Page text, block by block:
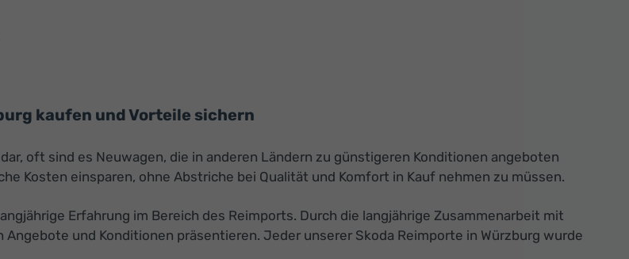
kaufen und Vorteile sichern
oft sind es Neuwagen, die in anderen Ländern zu günstigeren Konditionen angeboten
Kosten einsparen, ohne Abstriche bei Qualität und Komfort in Kauf nehmen zu müssen.
Erfahrung im Bereich des Reimports. Durch die langjährige Zusammenarbeit mit
und Konditionen präsentieren. Jeder unserer Skoda Reimporte in Würzburg wurde